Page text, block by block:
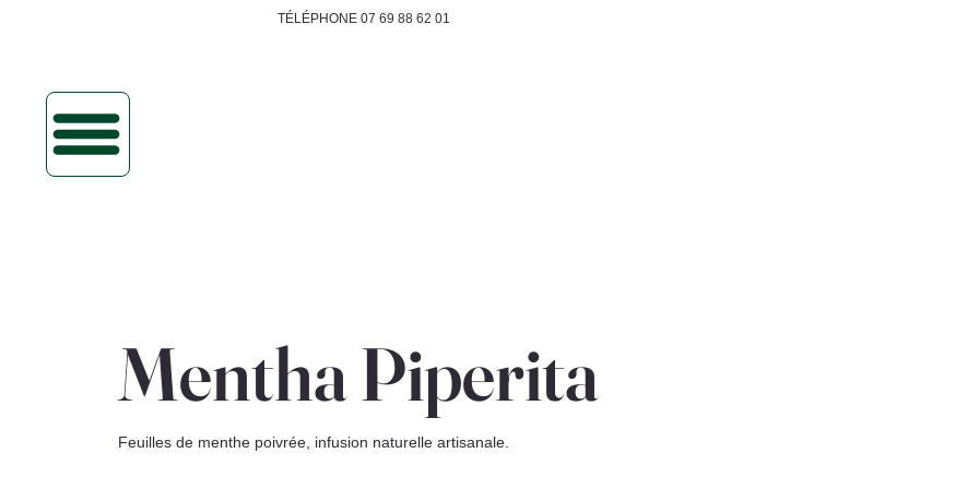
TÉLÉPHONE 07 69 88 62 01
Mentha Piperita
Feuilles de menthe poivrée, infusion naturelle artisanale.